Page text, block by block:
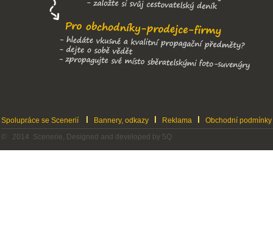
Spolupráce se Scenerií Bannery, odkazy Reklama
Obchodní podmínky
© 2014 Scenerie, Designed and developed by 5Q